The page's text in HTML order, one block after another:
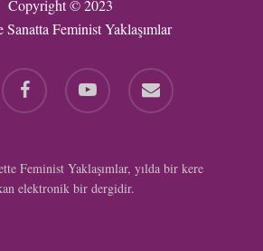
Copyright © 2023
Feminist Yaklaşımlar
facebook youtube email
Feminist Yaklaşımlar, yılda bir kere
elektronik bir dergidir.